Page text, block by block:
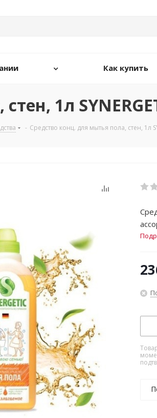
Как купить
1л
- Средство конц. для мытья пола, стен, 1л